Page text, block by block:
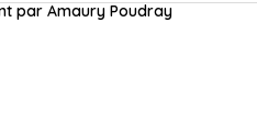
par Amaury Poudray